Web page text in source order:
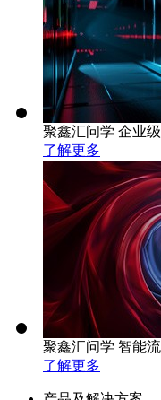
聚鑫汇问学 企业
了解更多
聚鑫汇问学 智能
了解更多